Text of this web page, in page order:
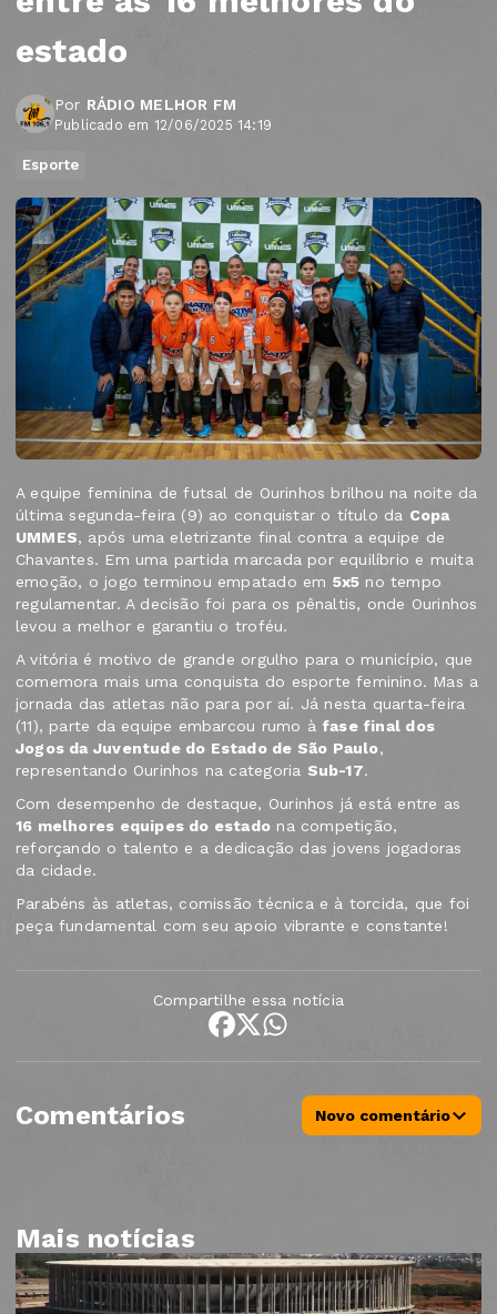
estado
Por RÁDIO MELHOR FM
Publicado em 12/06/2025 14:19
Esporte
A equipe feminina de futsal de Ourinhos brilhou na noite da
última segunda-feira (9) ao conquistar o título da Copa
UMMES, após uma eletrizante final contra a equipe de
Chavantes. Em uma partida marcada por equilíbrio e muita
emoção, o jogo terminou empatado em 5x5 no tempo
regulamentar. A decisão foi para os pênaltis, onde Ourinhos
levou a melhor e garantiu o troféu.
A vitória é motivo de grande orgulho para o município, que
comemora mais uma conquista do esporte feminino. Mas a
jornada das atletas não para por aí. Já nesta quarta-feira
(11), parte da equipe embarcou rumo à fase final dos
Jogos da Juventude do Estado de São Paulo,
representando Ourinhos na categoria Sub-17.
Com desempenho de destaque, Ourinhos já está entre as
16 melhores equipes do estado na competição,
reforçando o talento e a dedicação das jovens jogadoras
da cidade.
Parabéns às atletas, comissão técnica e à torcida, que foi
peça fundamental com seu apoio vibrante e constante!
Compartilhe essa notícia
Comentários Novo comentário
Mais notícias